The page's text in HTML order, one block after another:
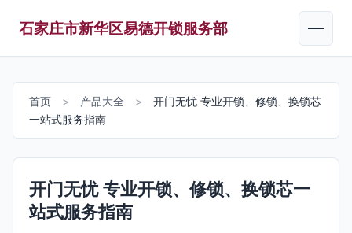
石家庄市新华区易德开锁服务部
首页 > 产品大全 >
开门无忧 专业开锁、修锁、换锁芯
一站式服务指南
开门无忧 专业开锁、修锁、换锁芯一
站式服务指南